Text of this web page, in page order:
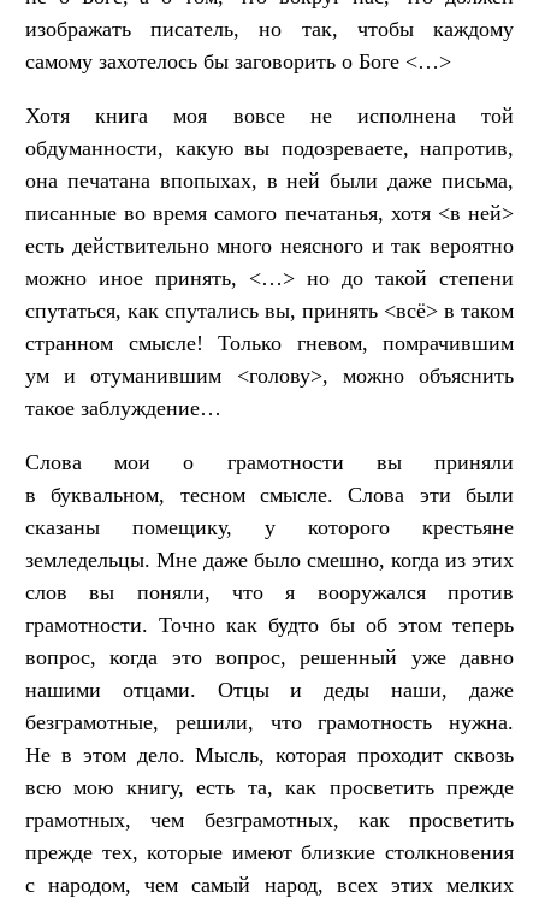
изображать писатель, но так, чтобы каждому
самому захотелось бы заговорить о Боге <…>
Хотя книга моя вовсе не исполнена той
обдуманности, какую вы подозреваете, напротив,
она печатана впопыхах, в ней были даже письма,
писанные во время самого печатанья, хотя <в ней>
есть действительно много неясного и так вероятно
можно иное принять, <…> но до такой степени
спутаться, как спутались вы, принять <всё> в таком
странном смысле! Только гневом, помрачившим
ум и отуманившим <голову>, можно объяснить
такое заблуждение…
Слова мои о грамотности вы приняли
в буквальном, тесном смысле. Слова эти были
сказаны помещику, у которого крестьяне
земледельцы. Мне даже было смешно, когда из этих
слов вы поняли, что я вооружался против
грамотности. Точно как будто бы об этом теперь
вопрос, когда это вопрос, решенный уже давно
нашими отцами. Отцы и деды наши, даже
безграмотные, решили, что грамотность нужна.
Не в этом дело. Мысль, которая проходит сквозь
всю мою книгу, есть та, как просветить прежде
грамотных, чем безграмотных, как просветить
прежде тех, которые имеют близкие столкновения
с народом, чем самый народ, всех этих мелких